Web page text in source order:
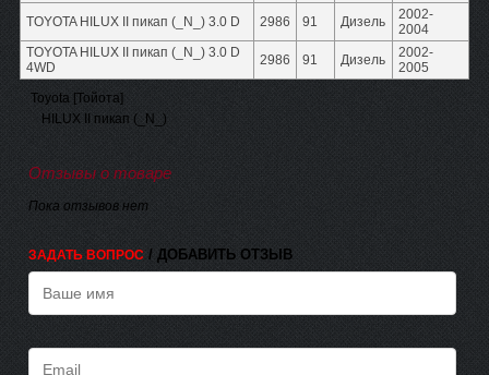
TOYOTA HILUX II пикап (_N_) 3.0 D
2986 91 Дизель
2002-
2004
TOYOTA HILUX II пикап (_N_) 3.0 D
4WD
2986 91 Дизель
2002-
2005
Toyota [Тойота]
HILUX II пикап (_N_)
Отзывы о товаре
Пока отзывов нет
ЗАДАТЬ ВОПРОС/ ДОБАВИТЬ ОТЗЫВ